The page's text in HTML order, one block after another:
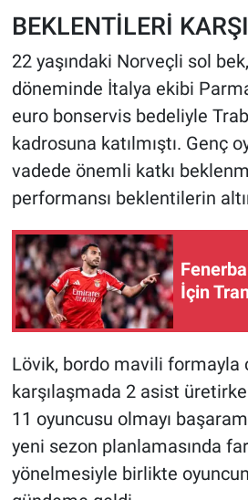
BEKLENTİLERİ
22 yaşındaki Norveçli sol
döneminde İtalya ekibi
euro bonservis bedeliyle
kadrosuna katılmıştı. Genç
vadede önemli katkı
performansı beklentilerin
İçin
Lövik, bordo mavili formayla
karşılaşmada 2 asist
11 oyuncusu olmayı
yeni sezon planlamasında
yönelmesiyle birlikte